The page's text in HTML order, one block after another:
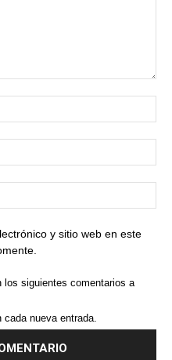
y sitio web en este
los siguientes comentarios a
cada nueva entrada.